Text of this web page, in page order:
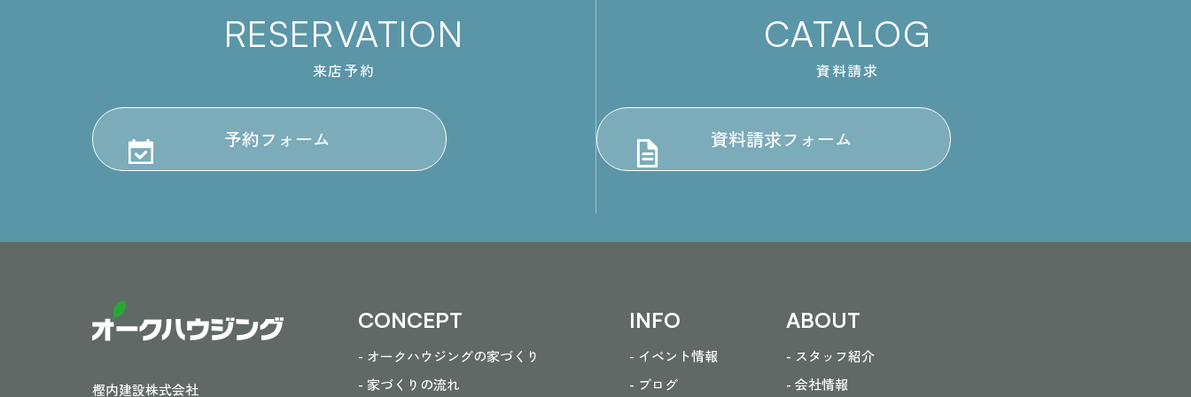
RESERVATION
来店予約
予約フォーム
CATALOG
資料請求
資料請求フォーム
樫内建設株式会社
CONCEPT
- オークハウジングの家づくり
- 家づくりの流れ
INFO
- イベント情報
- ブログ
ABOUT
- スタッフ紹介
- 会社情報